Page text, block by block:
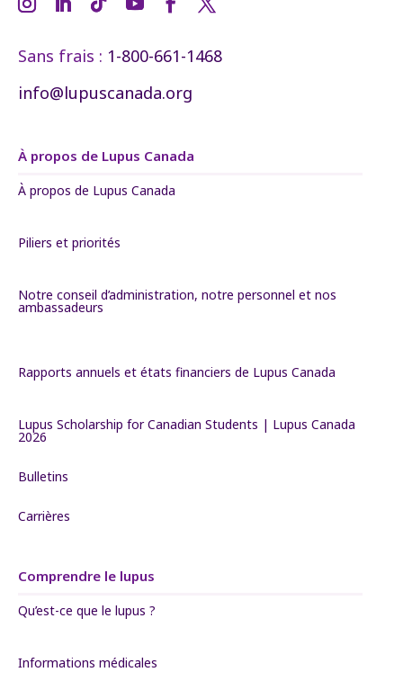
Sans frais : 1-800-661-1468
info@lupuscanada.org
À propos de Lupus Canada
À propos de Lupus Canada
Piliers et priorités
Notre conseil d’administration, notre personnel et nos
ambassadeurs
Rapports annuels et états financiers de Lupus Canada
Lupus Scholarship for Canadian Students | Lupus Canada
2026
Bulletins
Carrières
Comprendre le lupus
Qu’est-ce que le lupus ?
Informations médicales